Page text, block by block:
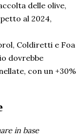
delle olive,
al 2024,
Coldiretti e Foa
dovrebbe
con un +30%
in base